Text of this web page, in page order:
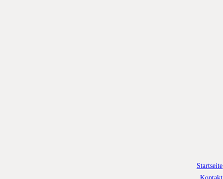
Startseite